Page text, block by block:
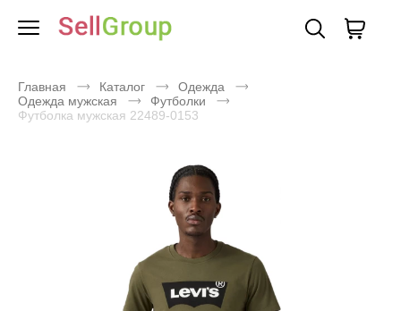
Главная Каталог
Одежда
Одежда мужская
Футболки
Футболка мужская 22489-0153